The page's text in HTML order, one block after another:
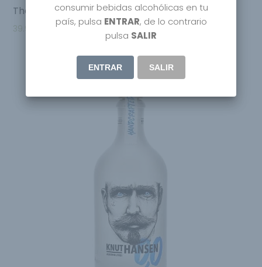
The Illusionist Dry Gin
39.95
consumir bebidas alcohólicas en tu
país, pulsa ENTRAR, de lo contrario
pulsa SALIR
ENTRAR SALIR